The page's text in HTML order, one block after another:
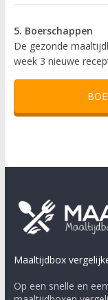
5. Boerschappen
De gezonde
week 3 nieuwe
Maaltijdbox
Op een snelle en